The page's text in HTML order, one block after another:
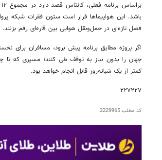
باشد. این هواپیماها قرار است ستون فقرات شبکه
فصل تازه‌ای در حمل‌ونقل هوایی بین قاره‌ای رقم بزنند.
اگر پروژه مطابق برنامه پیش برود، مسافران برای
جهان را بدون نیاز به توقف طی کنند؛ مسیری که تا
کمتر از یک شبانه‌روز قابل انجام خواهد بود.
۲۲۷۲۲۷
کد مطلب2229965